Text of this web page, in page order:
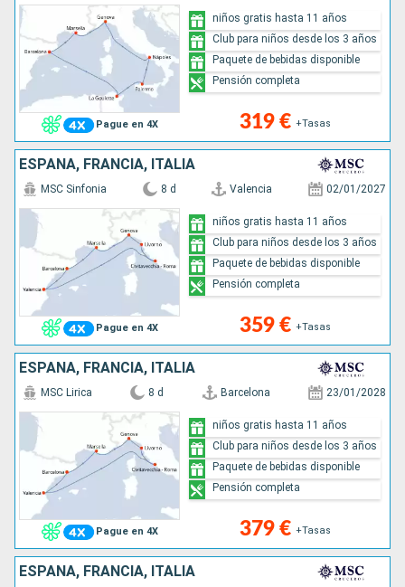
Pague en 4X 319 € +Tasas
niños gratis hasta 11 años
Club para niños desde los 3 años
Paquete de bebidas disponible
Pensión completa
ESPAÑA, FRANCIA, ITALIA
Pague en 4X
MSC Sinfonia 8 d Valencia 02/01/2027
359 € +Tasas
niños gratis hasta 11 años
Club para niños desde los 3 años
Paquete de bebidas disponible
Pensión completa
ESPAÑA, FRANCIA, ITALIA
Pague en 4X
MSC Lirica 8 d Barcelona 23/01/2028
379 € +Tasas
niños gratis hasta 11 años
Club para niños desde los 3 años
Paquete de bebidas disponible
Pensión completa
ESPAÑA, FRANCIA, ITALIA